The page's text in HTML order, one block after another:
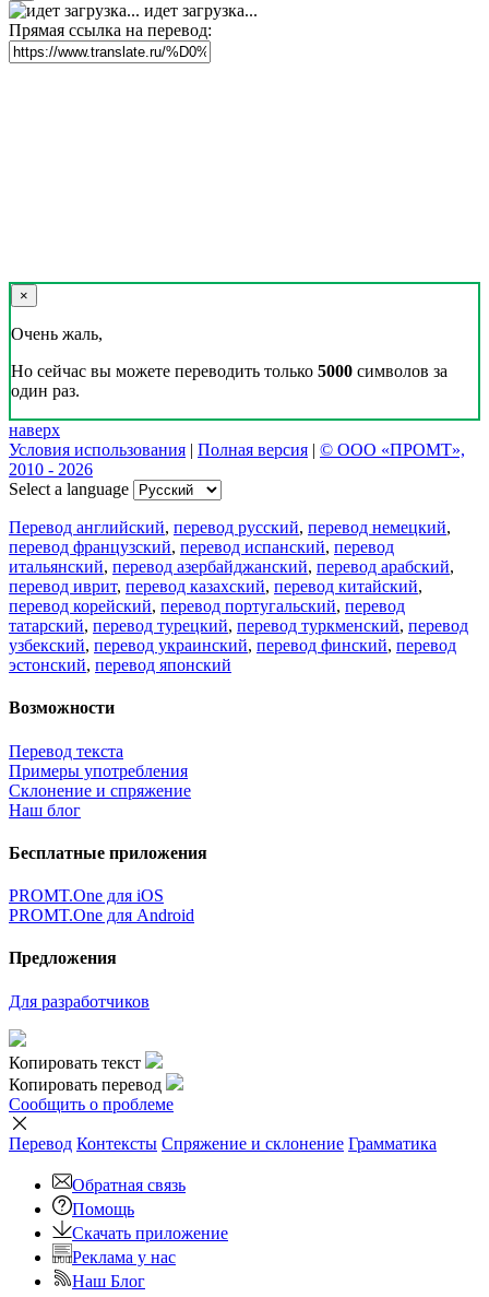
идет загрузка...
Прямая ссылка на перевод:
×
Очень жаль,
Но сейчас вы можете переводить только 5000 символов за
один раз.
наверх
Условия использования | Полная версия | © ООО «ПРОМТ»,
2010 - 2026
Select a language
Перевод английский, перевод русский, перевод немецкий,
перевод французский, перевод испанский, перевод
итальянский, перевод азербайджанский, перевод арабский,
перевод иврит, перевод казахский, перевод китайский,
перевод корейский, перевод португальский, перевод
татарский, перевод турецкий, перевод туркменский, перевод
узбекский, перевод украинский, перевод финский, перевод
эстонский, перевод японский
Возможности
Перевод текста
Примеры употребления
Склонение и спряжение
Наш блог
Бесплатные приложения
PROMT.One для iOS
PROMT.One для Android
Предложения
Для разработчиков
Копировать текст
Копировать перевод
Сообщить о проблеме
Перевод Контексты Спряжение и склонение Грамматика
Обратная связь
Помощь
Скачать приложение
Реклама у нас
Наш Блог